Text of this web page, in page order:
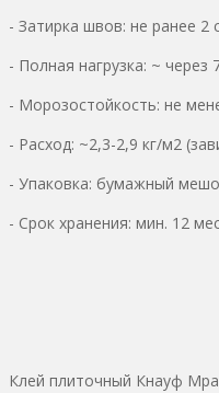
- Затирка швов: не ранее 2
- Полная нагрузка: ~ через
- Морозостойкость: не
- Расход: ~2,3-2,9 кг/м2
- Упаковка: бумажный
- Срок хранения: мин. 12
Клей плиточный Кнауф